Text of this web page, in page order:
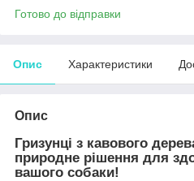
Готово до відправки
Опис Характеристики
Опис
Гризунці з кавового
природне рішення для
вашого собаки!